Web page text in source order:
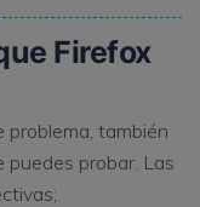
Firefox
problema, también
puedes probar. Las